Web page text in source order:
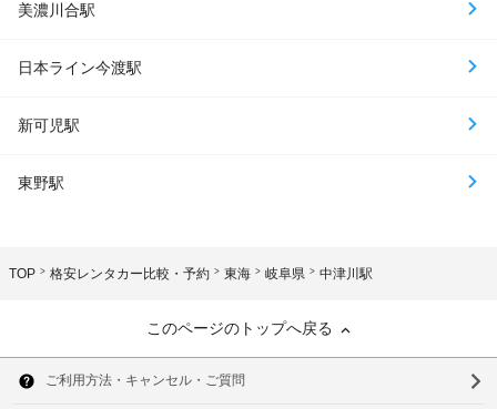
美濃川合駅
日本ライン今渡駅
新可児駅
東野駅
TOP 格安レンタカー比較・予約 東海 岐阜県 中津川駅
このページのトップへ戻る